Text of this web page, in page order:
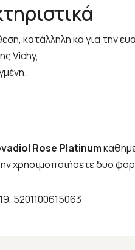
κατάλληλη κα για την
Vichy,
Rose Platinum
χρησιμοποιήσετε δυο
5201100615063